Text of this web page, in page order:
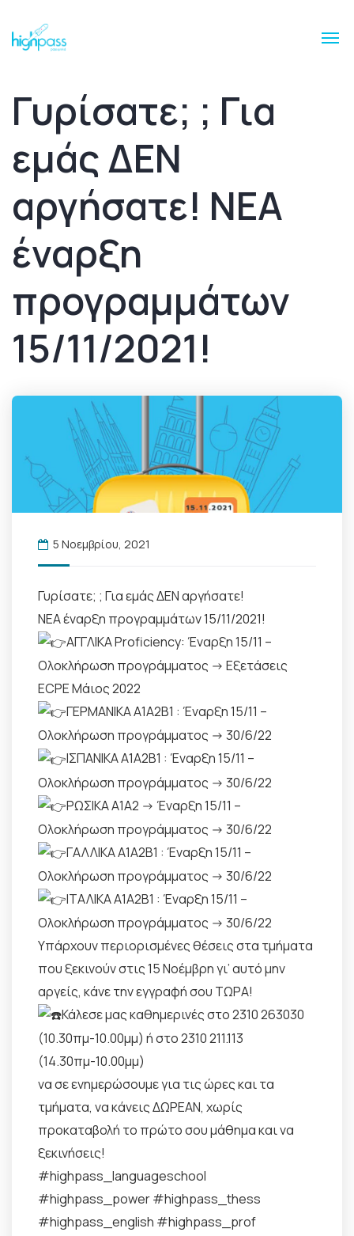
Γυρίσατε; ; Για
εμάς ΔΕΝ
αργήσατε! ΝΕΑ
έναρξη
προγραμμάτων
15/11/2021!
5 Νοεμβρίου, 2021
Γυρίσατε; ; Για εμάς ΔΕΝ αργήσατε!
ΝΕΑ έναρξη προγραμμάτων 15/11/2021!
ΑΓΓΛΙΚΑ Proficiency: Έναρξη 15/11 –
Ολοκλήρωση προγράμματος -> Εξετάσεις
ECPE Μάιος 2022
ΓΕΡΜΑΝΙΚΑ Α1Α2Β1 : Έναρξη 15/11 –
Ολοκλήρωση προγράμματος -> 30/6/22
ΙΣΠΑΝΙΚΑ Α1Α2Β1 : Έναρξη 15/11 –
Ολοκλήρωση προγράμματος -> 30/6/22
ΡΩΣΙΚΑ Α1Α2 -> Έναρξη 15/11 –
Ολοκλήρωση προγράμματος -> 30/6/22
ΓΑΛΛΙΚΑ Α1Α2Β1 : Έναρξη 15/11 –
Ολοκλήρωση προγράμματος -> 30/6/22
ΙΤΑΛΙΚΑ Α1Α2Β1 : Έναρξη 15/11 –
Ολοκλήρωση προγράμματος -> 30/6/22
Υπάρχουν περιορισμένες θέσεις στα τμήματα
που ξεκινούν στις 15 Νοέμβρη γι’ αυτό μην
αργείς, κάνε την εγγραφή σου ΤΩΡΑ!
Κάλεσε μας καθημερινές στο 2310 263030
(10.30πμ-10.00μμ) ή στο 2310 211.113
(14.30πμ-10.00μμ)
να σε ενημερώσουμε για τις ώρες και τα
τμήματα, να κάνεις ΔΩΡΕΑΝ, χωρίς
προκαταβολή το πρώτο σου μάθημα και να
ξεκινήσεις!
#highpass_languageschool
#highpass_power #highpass_thess
#highpass_english #highpass_prof